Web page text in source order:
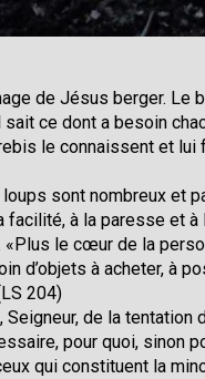
de Jésus berger. Le
sait ce dont a besoin
le connaissent et lui
loups sont nombreux et
facilité, à la paresse et à
«Plus le cœur de la
d’objets à acheter, à
204)
Seigneur, de la tentation
pour quoi, sinon
qui constituent la